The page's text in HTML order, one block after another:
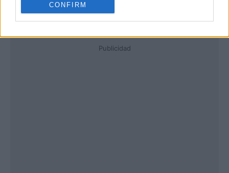
CONFIRM
Publicidad